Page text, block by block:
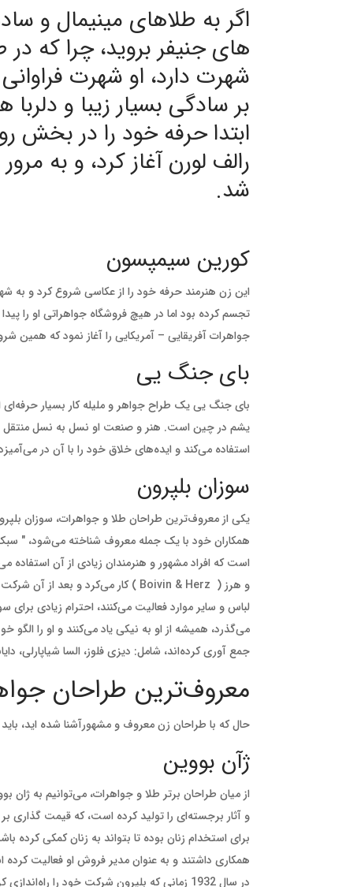
اگر به طلاهای مینیمال و
های جنیفر بروید، چرا که
شهرت دارد، او شهرت
بر سادگی بسیار زیبا و
ابتدا حرفه خود را در بخش
رالف لورن آغاز کرد، و به
شد.
کورین سیمپسون
جواهرات آفریقایی – آمریکایی را آغاز نمود که همین
بای جنگ یی
بای جنگ یی یک طراح جواهر و ملیله کار بسیار
یشم در چین است. هنر و صنعت او نسل به نسل
استفاده می‌کند و ایده‌های خلاق خود را با آن در
سوزان بلپرون
یکی از معروف‌ترین طراحان طلا و جواهرات، سوزان
همکاران خود با یک جمله معروف شناخته می‌شود، "
است که افراد مشهور و هنرمندان زیادی از آن
و هرز ( Boivin & Herz ) کار می‌کرد و بعد از آن
می‌گذرد، همیشه از او به نیکی یاد می‌کنند و او را
جمع آوری کرده‌اند، شامل: دیزی فلوز، السا شیاپارلی،
معروف‌ترین طراحان
حال که با طراحان زن معروف و مشهورآشنا شده اید،
ژآن بووین
از میان طراحان برتر طلا و جواهرات، می‌توانیم به ژان
و آثار برجسته‌ای را تولید کرده است، که قیمت گذاری
برای استخدام زنان بوده تا بتواند به زنان کمکی کرده
همکاری داشتند و به عنوان مدیر فروش او فعالیت
در سال 1932 زمانی که بلپرون شرکت خود را راه‌اندازی کرد، این دو طراح از هم جدا شدند.